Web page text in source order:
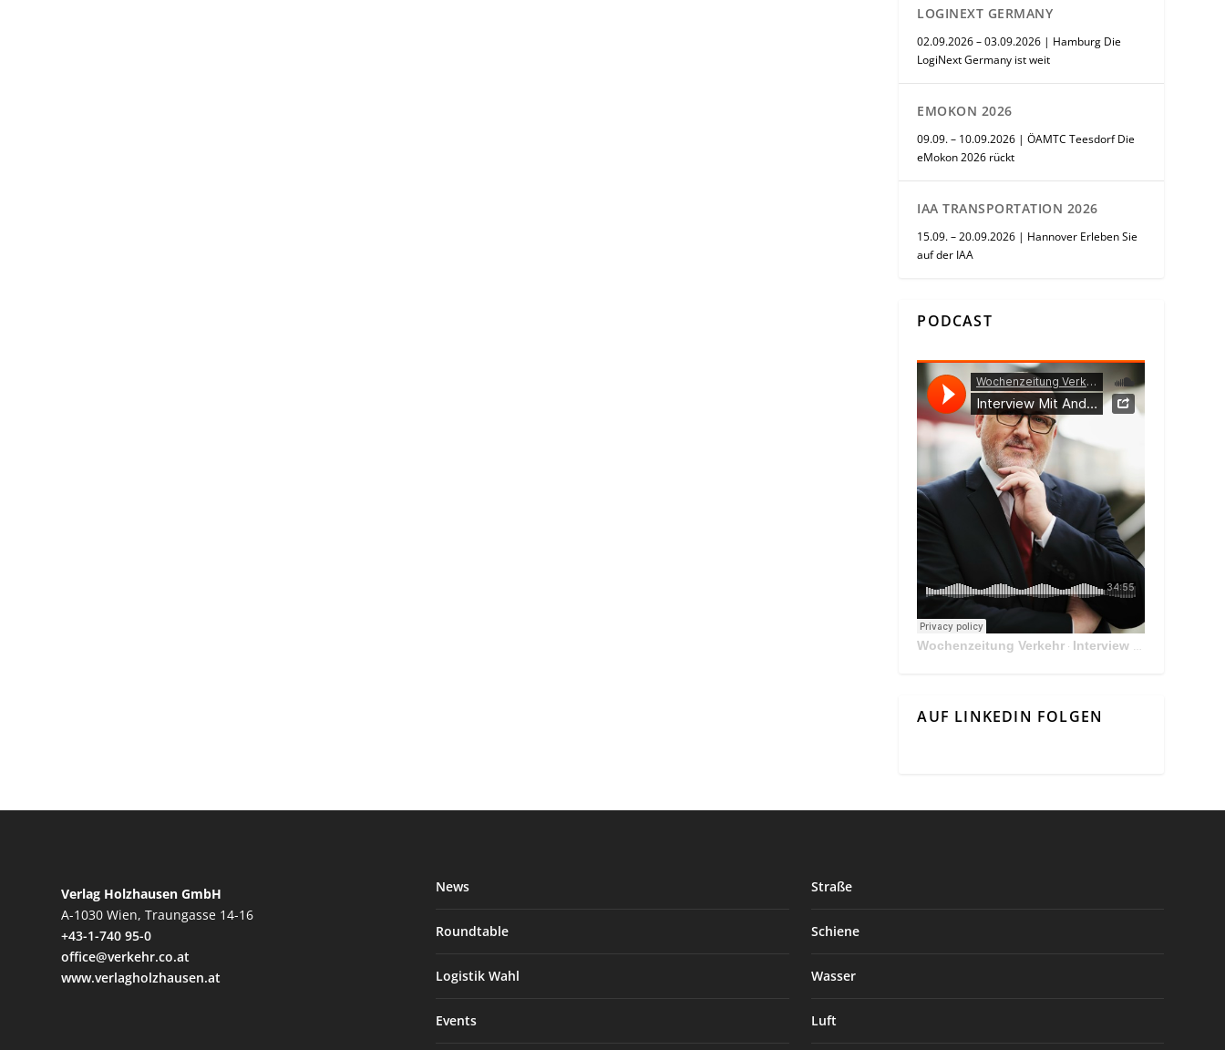
LOGINEXT GERMANY
02.09.2026 – 03.09.2026 | Hamburg Die
LogiNext Germany ist weit
EMOKON 2026
09.09. – 10.09.2026 | ÖAMTC Teesdorf Die
eMokon 2026 rückt
IAA TRANSPORTATION 2026
15.09. – 20.09.2026 | Hannover Erleben Sie
auf der IAA
PODCAST
Wochenzeitung Verkehr · Interview Mit Andreas Matthä, CEO der ÖBB Holding
AUF LINKEDIN FOLGEN
Verlag Holzhausen GmbH
A-1030 Wien, Traungasse 14-16
+43-1-740 95-0
office@verkehr.co.at
www.verlagholzhausen.at
News
Roundtable
Logistik Wahl
Events
Straße
Schiene
Wasser
Luft